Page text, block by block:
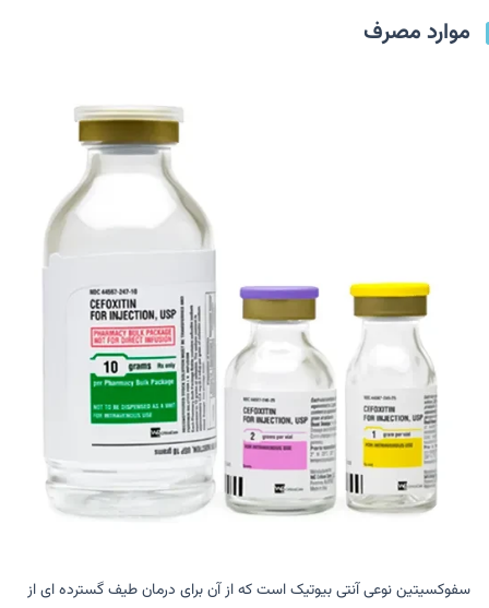
موارد مصرف
سفوکسیتین نوعی آنتی بیوتیک است که از آن برای درمان طیف گسترده ای از